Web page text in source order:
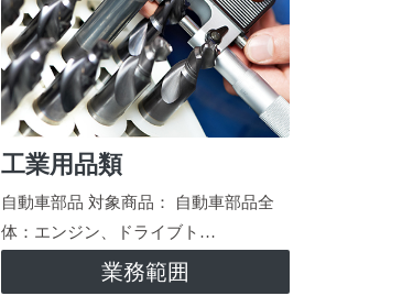
工業用品類
自動車部品 対象商品： 自動車部品全
体：エンジン、ドライブト…
業務範囲